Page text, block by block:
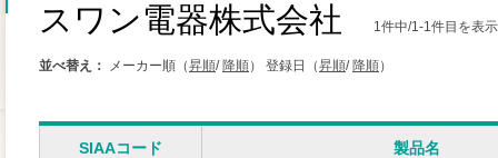
スワン電器株式会社 1件中/1-1件目を表
並べ替え： メーカー順（昇順/ 降順） 登録日（昇順/ 降順）
SIAAコード 製品名